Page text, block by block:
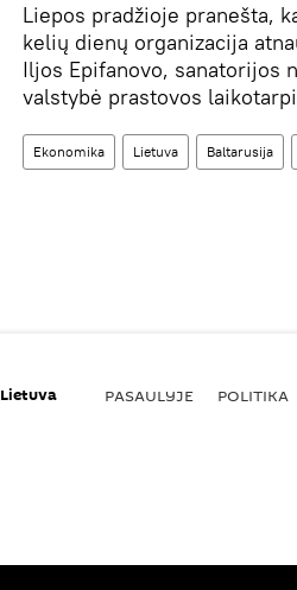
Liepos pradžioje pranešta,
kelių dienų organizacija
Iljos Epifanovo, sanatorijos
valstybė prastovos
Ekonomika Lietuva Baltarusija
Lietuva PASAULYJE POLITIKA